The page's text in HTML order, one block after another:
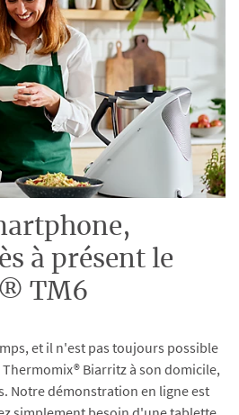
à présent le
TM6
et il n'est pas toujours possible
Biarritz à son domicile,
Notre démonstration en ligne est